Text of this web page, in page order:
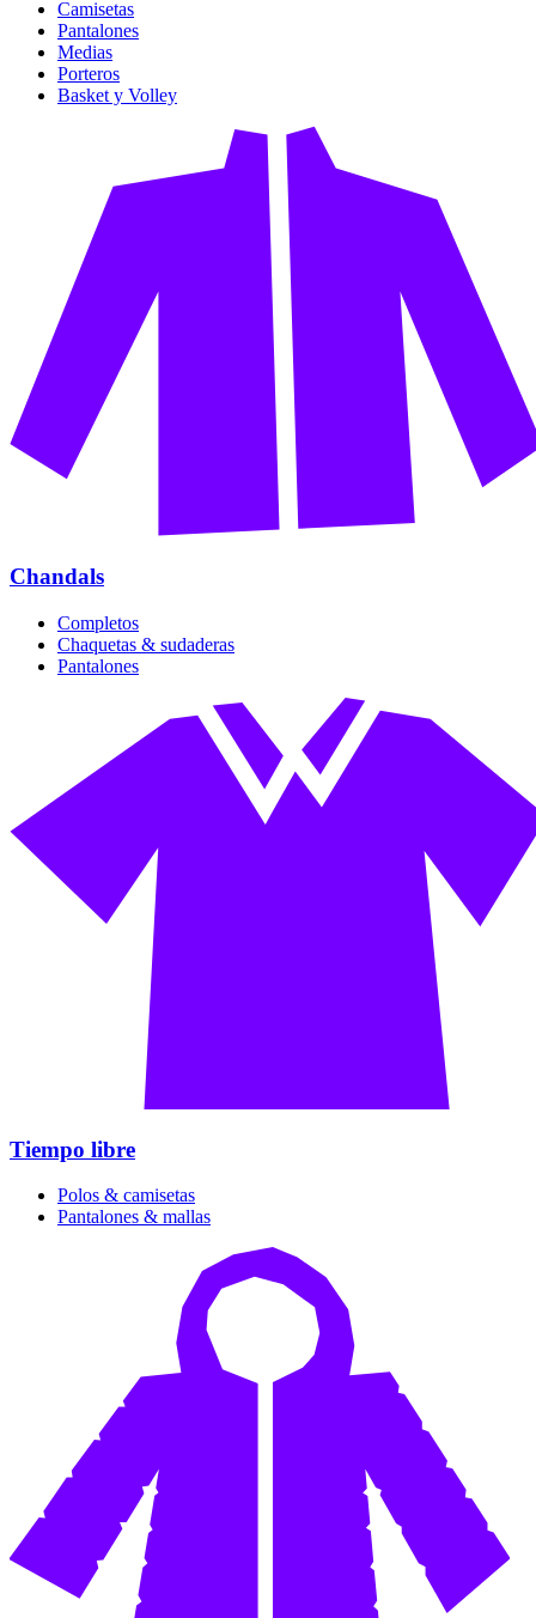
Camisetas
Pantalones
Medias
Porteros
Basket y Volley
Chandals
Completos
Chaquetas & sudaderas
Pantalones
Tiempo libre
Polos & camisetas
Pantalones & mallas